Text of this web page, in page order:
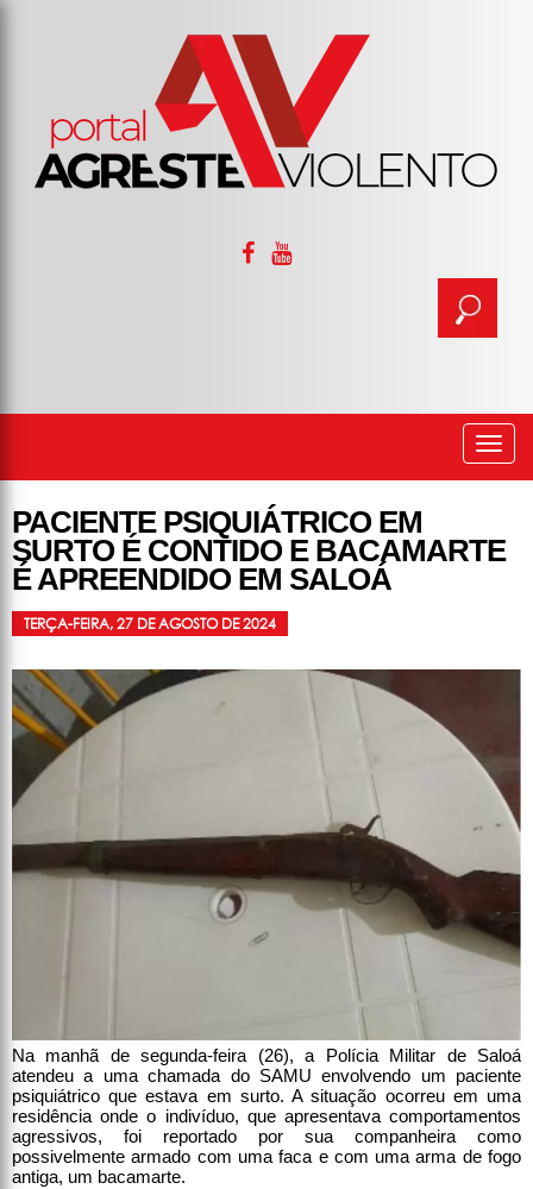
PACIENTE PSIQUIÁTRICO EM
SURTO É CONTIDO E BACAMARTE
É APREENDIDO EM SALOÁ
TERÇA-FEIRA, 27 DE AGOSTO DE 2024
Na manhã de segunda-feira (26), a Polícia Militar de Saloá
atendeu a uma chamada do SAMU envolvendo um paciente
psiquiátrico que estava em surto. A situação ocorreu em uma
residência onde o indivíduo, que apresentava comportamentos
agressivos, foi reportado por sua companheira como
possivelmente armado com uma faca e com uma arma de fogo
antiga, um bacamarte.